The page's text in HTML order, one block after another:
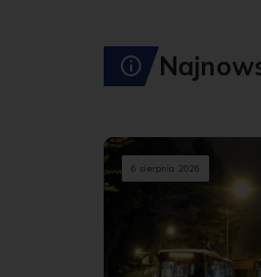
6 sierpnia 2026